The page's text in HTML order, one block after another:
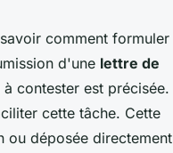
comment formuler
d'une lettre de
contester est précisée.
cette tâche. Cette
ou déposée directement